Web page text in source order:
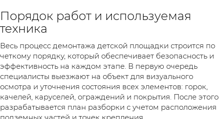
Порядок работ и используемая
техника
Весь процесс демонтажа детской площадки строится по
четкому порядку, который обеспечивает безопасность и
эффективность на каждом этапе. В первую очередь
специалисты выезжают на объект для визуального
осмотра и уточнения состояния всех элементов: горок,
качелей, каруселей, ограждений и покрытия. После этого
разрабатывается план разборки с учетом расположения
подземных частей и точек крепления.